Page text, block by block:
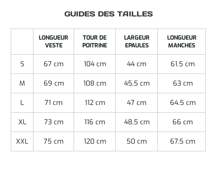
GUIDES DES TAILLES
LONGUEUR
VESTE
TOUR DE
POITRINE
LARGEUR
EPAULES
LONGUEUR
MANCHES
S 67 cm 104 cm 44 cm 61.5 cm
M 69 cm 108 cm 45,5 cm 63 cm
L 71 cm 112 cm 47 cm 64.5 cm
XL 73 cm 116 cm 48,5 cm 66 cm
XXL 75 cm 120 cm 50 cm 67.5 cm